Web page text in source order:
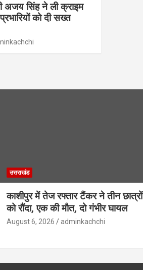
अजय सिंह ने ली क्राइम
को दी सख्त
उत्तराखंड
काशीपुर में तेज रफ्तार टैंकर ने तीन छात्रों
को रौंदा, एक की मौत, दो गंभीर घायल
August 6, 2026 adminkachchi